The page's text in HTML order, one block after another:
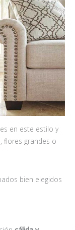
en este estilo y
flores grandes o
bien elegidos